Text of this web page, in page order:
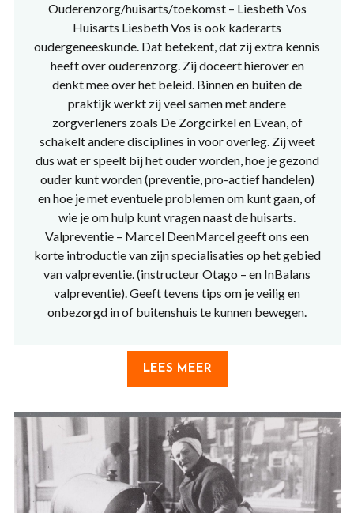
Ouderenzorg/huisarts/toekomst – Liesbeth Vos
Huisarts Liesbeth Vos is ook kaderarts
oudergeneeskunde. Dat betekent, dat zij extra kennis
heeft over ouderenzorg. Zij doceert hierover en
denkt mee over het beleid. Binnen en buiten de
praktijk werkt zij veel samen met andere
zorgverleners zoals De Zorgcirkel en Evean, of
schakelt andere disciplines in voor overleg. Zij weet
dus wat er speelt bij het ouder worden, hoe je gezond
ouder kunt worden (preventie, pro-actief handelen)
en hoe je met eventuele problemen om kunt gaan, of
wie je om hulp kunt vragen naast de huisarts.
Valpreventie – Marcel DeenMarcel geeft ons een
korte introductie van zijn specialisaties op het gebied
van valpreventie. (instructeur Otago – en InBalans
valpreventie). Geeft tevens tips om je veilig en
onbezorgd in of buitenshuis te kunnen bewegen.
LEES MEER